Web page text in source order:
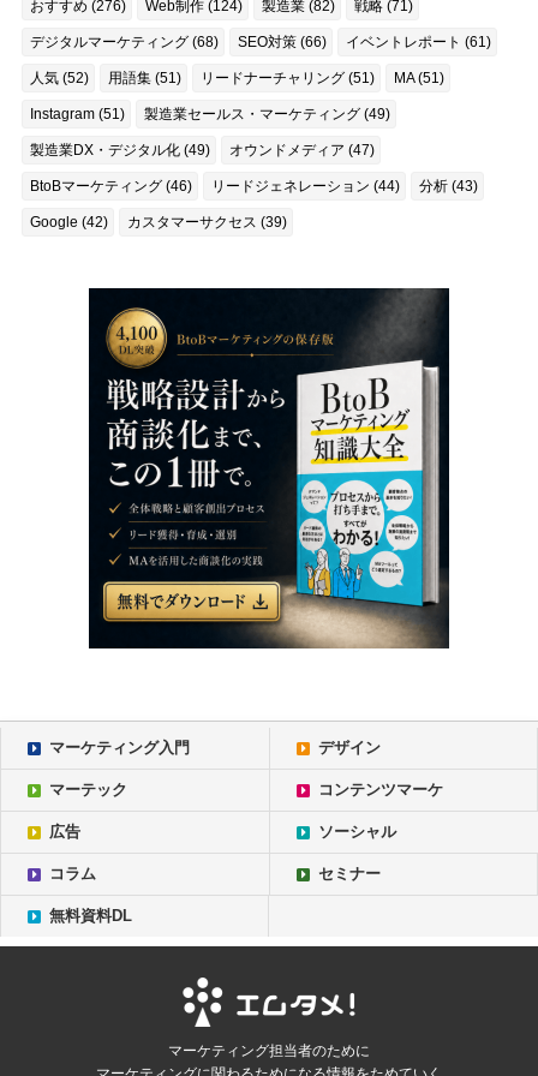
おすすめ (276) Web制作 (124) 製造業 (82) 戦略 (71)
デジタルマーケティング (68) SEO対策 (66) イベントレポート (61)
人気 (52) 用語集 (51) リードナーチャリング (51) MA (51)
Instagram (51) 製造業セールス・マーケティング (49)
製造業DX・デジタル化 (49) オウンドメディア (47)
BtoBマーケティング (46) リードジェネレーション (44) 分析 (43)
Google (42) カスタマーサクセス (39)
マーケティング入門 デザイン
マーテック コンテンツマーケ
広告 ソーシャル
コラム セミナー
無料資料DL
マーケティング担当者のために